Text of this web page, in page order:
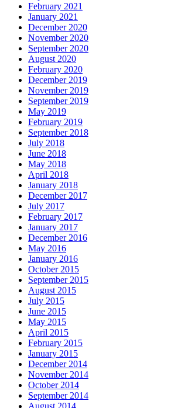
February 2021
January 2021
December 2020
November 2020
September 2020
August 2020
February 2020
December 2019
November 2019
September 2019
May 2019
February 2019
September 2018
July 2018
June 2018
May 2018
April 2018
January 2018
December 2017
July 2017
February 2017
January 2017
December 2016
May 2016
January 2016
October 2015
September 2015
August 2015
July 2015
June 2015
May 2015
April 2015
February 2015
January 2015
December 2014
November 2014
October 2014
September 2014